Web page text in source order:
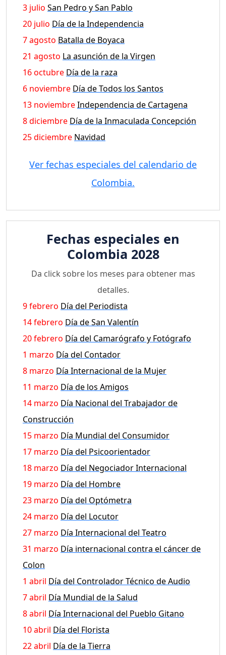
3 julio San Pedro y San Pablo
20 julio Día de la Independencia
7 agosto Batalla de Boyaca
21 agosto La asunción de la Virgen
16 octubre Día de la raza
6 noviembre Día de Todos los Santos
13 noviembreIndependencia de Cartagena
8 diciembre Día de la Inmaculada Concepción
25 diciembre Navidad
Ver fechas especiales del calendario de
Colombia.
Fechas especiales en
Colombia 2028
Da click sobre los meses para obtener mas
detalles.
9 febrero Día del Periodista
14 febrero Día de San Valentín
20 febrero Día del Camarógrafo y Fotógrafo
1 marzo Día del Contador
8 marzo Día Internacional de la Mujer
11 marzo Día de los Amigos
14 marzo Día Nacional del Trabajador de
Construcción
15 marzo Día Mundial del Consumidor
17 marzo Día del Psicoorientador
18 marzo Día del Negociador Internacional
19 marzo Día del Hombre
23 marzo Día del Optómetra
24 marzo Día del Locutor
27 marzo Día Internacional del Teatro
31 marzo Día internacional contra el cáncer de
Colon
1 abril Día del Controlador Técnico de Audio
7 abril Día Mundial de la Salud
8 abril Día Internacional del Pueblo Gitano
10 abril Día del Florista
22 abril Día de la Tierra